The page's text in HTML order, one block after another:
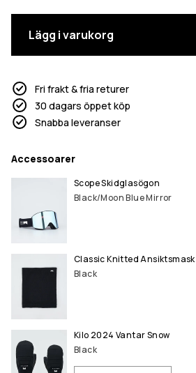
Lägg i varukorg
Fri frakt & fria returer
30 dagars öppet köp
Snabba leveranser
Accessoarer
Scope Skidglasögon
Black/Moon Blue Mirror
Classic Knitted Ansiktsmask
Black
Kilo 2024 Vantar Snow
Black